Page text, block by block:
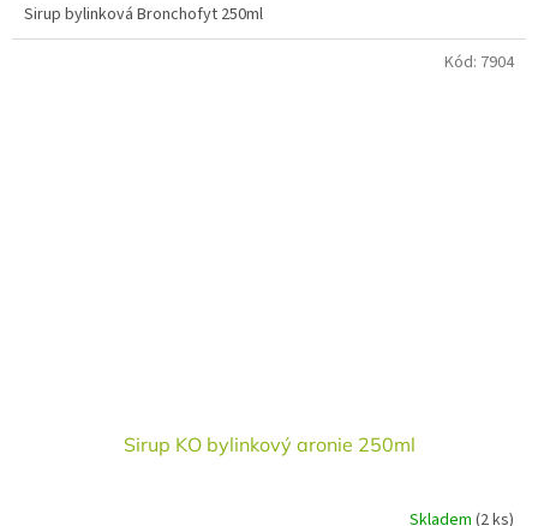
Sirup bylinková Bronchofyt 250ml
Sirup KO bylinkový aronie 250ml
Skladem (2 ks)
Kód: 7904